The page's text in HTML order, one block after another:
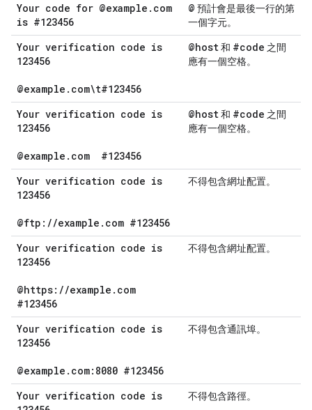
Your code for @example . com
is #123456
@ 預計會是最後一行的第
一個字元。
Your verification code is
123456
@example . com\t#123456
@host和 #code 之間
應有一個空格。
Your verification code is
123456
@example . com #123456
@host和 #code 之間
應有一個空格。
Your verification code is
123456
@ftp: //example . com #123456
不得包含網址配置。
Your verification code is
123456
@https: //example . com
#123456
不得包含網址配置。
Your verification code is
123456
@example . com:8080 #123456
不得包含通訊埠。
Your verification code is
不得包含路徑。